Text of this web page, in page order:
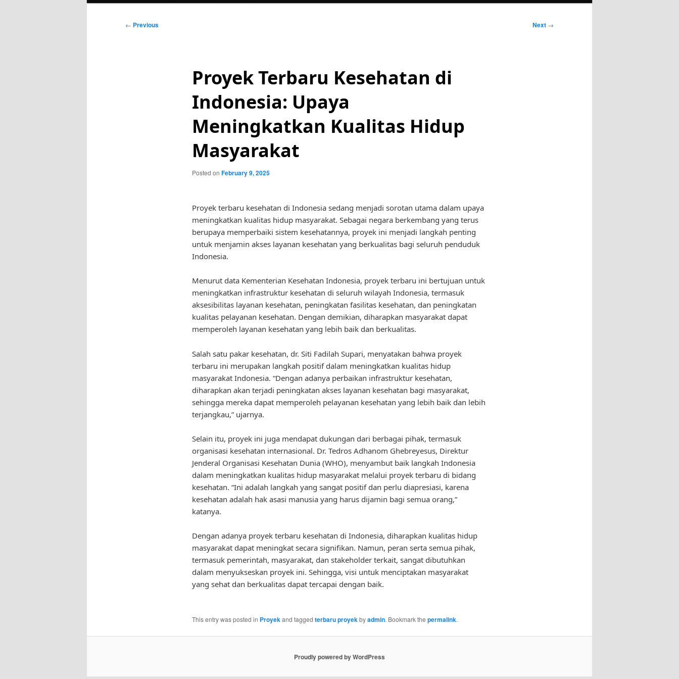
Post
← Previous Next →
Proyek Terbaru Kesehatan di
Indonesia: Upaya
Meningkatkan Kualitas Hidup
Masyarakat
Posted on February 9, 2025
Proyek terbaru kesehatan di Indonesia sedang menjadi sorotan utama dalam upaya
meningkatkan kualitas hidup masyarakat. Sebagai negara berkembang yang terus
berupaya memperbaiki sistem kesehatannya, proyek ini menjadi langkah penting
untuk menjamin akses layanan kesehatan yang berkualitas bagi seluruh penduduk
Indonesia.
Menurut data Kementerian Kesehatan Indonesia, proyek terbaru ini bertujuan untuk
meningkatkan infrastruktur kesehatan di seluruh wilayah Indonesia, termasuk
aksesibilitas layanan kesehatan, peningkatan fasilitas kesehatan, dan peningkatan
kualitas pelayanan kesehatan. Dengan demikian, diharapkan masyarakat dapat
memperoleh layanan kesehatan yang lebih baik dan berkualitas.
Salah satu pakar kesehatan, dr. Siti Fadilah Supari, menyatakan bahwa proyek
terbaru ini merupakan langkah positif dalam meningkatkan kualitas hidup
masyarakat Indonesia. “Dengan adanya perbaikan infrastruktur kesehatan,
diharapkan akan terjadi peningkatan akses layanan kesehatan bagi masyarakat,
sehingga mereka dapat memperoleh pelayanan kesehatan yang lebih baik dan lebih
terjangkau,” ujarnya.
Selain itu, proyek ini juga mendapat dukungan dari berbagai pihak, termasuk
organisasi kesehatan internasional. Dr. Tedros Adhanom Ghebreyesus, Direktur
Jenderal Organisasi Kesehatan Dunia (WHO), menyambut baik langkah Indonesia
dalam meningkatkan kualitas hidup masyarakat melalui proyek terbaru di bidang
kesehatan. “Ini adalah langkah yang sangat positif dan perlu diapresiasi, karena
kesehatan adalah hak asasi manusia yang harus dijamin bagi semua orang,”
katanya.
Dengan adanya proyek terbaru kesehatan di Indonesia, diharapkan kualitas hidup
masyarakat dapat meningkat secara signifikan. Namun, peran serta semua pihak,
termasuk pemerintah, masyarakat, dan stakeholder terkait, sangat dibutuhkan
dalam menyukseskan proyek ini. Sehingga, visi untuk menciptakan masyarakat
yang sehat dan berkualitas dapat tercapai dengan baik.
This entry was posted in Proyekand tagged terbaru proyekbyadmin. Bookmark the permalink.
Proudly powered by WordPress